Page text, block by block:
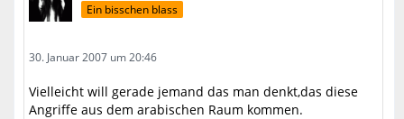
Ein bisschen blass
30. Januar 2007 um 20:46
Vielleicht will gerade jemand das man denkt,das diese
Angriffe aus dem arabischen Raum kommen.